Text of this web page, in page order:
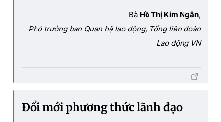
Bà Hồ Thị Kim Ngân,
Phó trưởng ban Quan hệ lao động, Tổng liên đoàn
Lao động VN
Đổi mới phương thức lãnh đạo